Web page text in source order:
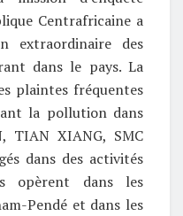
Centrafricaine a
extraordinaire des
dans le pays. La
plaintes fréquentes
la pollution dans
TIAN XIANG, SMC
dans des activités
opèrent dans les
Pendé et dans les